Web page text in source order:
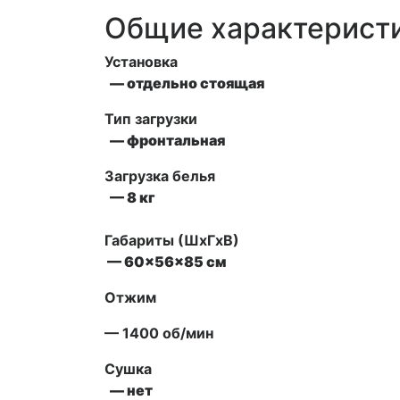
Общие
Установка
— отдельно стоящая
Тип загрузки
— фронтальная
Загрузка белья
— 8 кг
Габариты (ШxГxВ)
— 60x56x85 см
Отжим
— 1400 об/мин
Сушка
— нет